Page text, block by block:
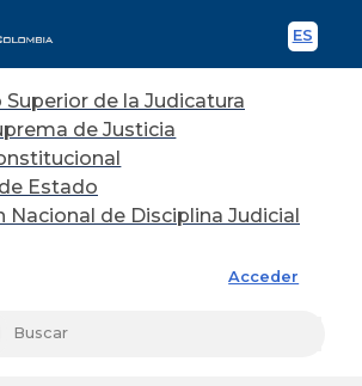
ES
Acceder
Buscar